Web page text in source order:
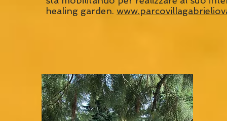
healing garden.